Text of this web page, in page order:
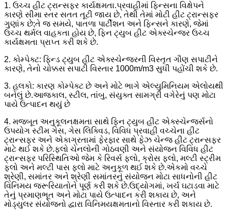
1. ઉચ્ચ હીટ ટ્રાન્સફર કાર્યક્ષમતા.પ્રવાહીમાં ફિન્સના વિક્ષેપને
કારણે સીમા સ્તર સતત તૂટી જાય છે, તેથી તેમાં મોટી હીટ ટ્રાન્સફર
ગુણાંક છે;તે જ સમયે, પાતળા પાર્ટીશન અને ફિન્સને કારણે, જેમાં
ઉચ્ચ થર્મલ વાહકતા હોય છે, ફિન ટ્યુબ હીટ એક્સ્ચેન્જર ઉચ્ચ
કાર્યક્ષમતા પ્રાપ્ત કરી શકે છે.
2. કોમ્પેક્ટ: ફિન્ડ ટ્યુબ હીટ એક્સ્ચેન્જરની વિસ્તૃત ગૌણ સપાટીને
કારણે, તેનો ચોક્કસ સપાટી વિસ્તાર 1000m/m3 સુધી પહોંચી શકે છે.
3. હલકો: કારણ કોમ્પેક્ટ છે અને મોટે ભાગે એલ્યુમિનિયમ એલોયથી
બનેલું છે.આજકાલ, સ્ટીલ, તાંબુ, સંયુક્ત સામગ્રી વગેરેનું પણ મોટા
પાયે ઉત્પાદન થયું છે
4. મજબૂત અનુકૂલનક્ષમતા સાથે ફિન ટ્યુબ હીટ એક્સ્ચેન્જર્સનો
ઉપયોગ સ્ટીમ ગેસ, ગેસ લિક્વિડ, વિવિધ પ્રવાહી વચ્ચેના હીટ
ટ્રાન્સફર અને એકાગ્રતામાં ફેરફાર સાથે ફેઝ ચેન્જ હીટ ટ્રાન્સફર
માટે થઈ શકે છે.ફ્લો ચેનલોની ગોઠવણી અને સંયોજન વિવિધ હીટ
ટ્રાન્સફર પરિસ્થિતિઓ જેમ કે રિવર્સ ફ્લો, ક્રોસ ફ્લો, મલ્ટી સ્ટ્રીમ
ફ્લો અને મલ્ટી પાસ ફ્લો માટે અનુકૂળ થઈ શકે છે.એકમો વચ્ચે
શ્રેણી, સમાંતર અને શ્રેણી સમાંતરનું સંયોજન મોટા સાધનોની હીટ
વિનિમય જરૂરિયાતોને પૂર્ણ કરી શકે છે.ઉદ્યોગમાં, ખર્ચ ઘટાડવા માટે
તેનું પ્રમાણભૂત અને મોટા પાયે ઉત્પાદન કરી શકાય છે, અને
મોડ્યુલર સંયોજનો દ્વારા વિનિમયક્ષમતાનો વિસ્તાર કરી શકાય છે.